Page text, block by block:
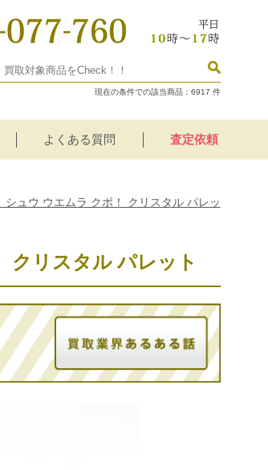
現在の条件での該当商品： 6917 件
よくある質問 査定依頼
シュウ ウエムラ クポ！ クリスタル パレッ
クリスタル パレット